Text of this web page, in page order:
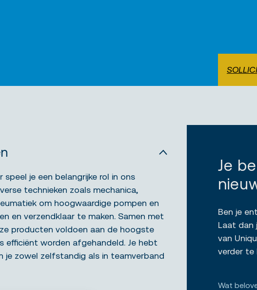
je een belangrijke rol in ons
technieken zoals mechanica,
om hoogwaardige pompen en
en verzendklaar te maken. Samen met
producten voldoen aan de hoogste
efficiënt worden afgehandeld. Je hebt
je zowel zelfstandig als in teamverband
Je
Ben je
Laat dan
van
verder te
Wat